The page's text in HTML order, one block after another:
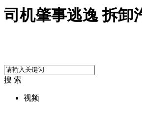
司机肇事逃逸 拆卸
搜 索
视频